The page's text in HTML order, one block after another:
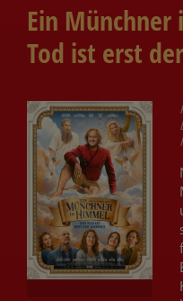
Ein
Tod ist erst